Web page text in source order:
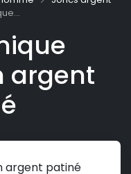
argent